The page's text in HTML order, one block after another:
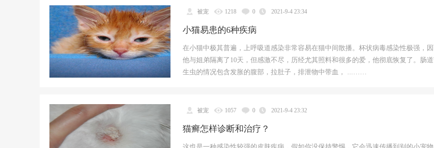
被宠 1218 0 2021-9-4 23:34
小猫易患的6种疾病
在小猫中极其普遍，上呼吸道感染非常容易在猫中间散播。杯状病毒感染性极强，因
他与姐弟隔离了10天，但感激不尽，历经尤其照料和很多的爱，他彻底恢复了。肠
生虫的情况包含发胀的腹部，拉肚子，排泄物中带血， ...……
被宠 1057 0 2021-9-4 23:32
猫癣怎样诊断和治疗？